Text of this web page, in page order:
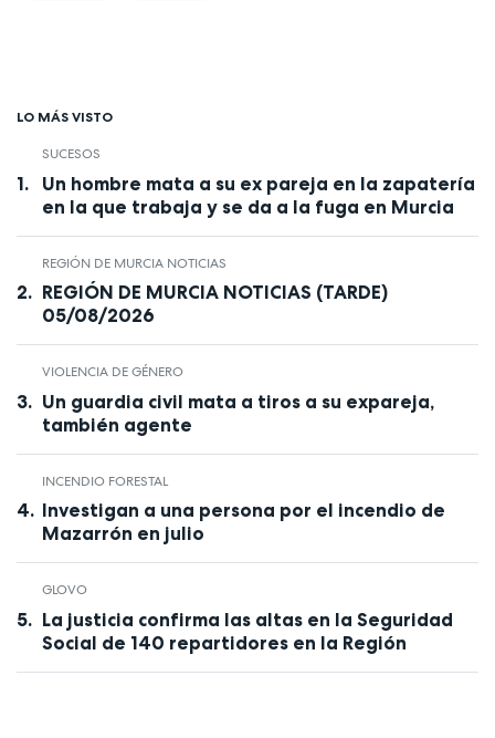
LO MÁS VISTO
SUCESOS
Un hombre mata a su ex pareja en la zapatería
en la que trabaja y se da a la fuga en Murcia
REGIÓN DE MURCIA NOTICIAS
REGIÓN DE MURCIA NOTICIAS (TARDE)
05/08/2026
VIOLENCIA DE GÉNERO
Un guardia civil mata a tiros a su expareja,
también agente
INCENDIO FORESTAL
Investigan a una persona por el incendio de
Mazarrón en julio
GLOVO
La justicia confirma las altas en la Seguridad
Social de 140 repartidores en la Región